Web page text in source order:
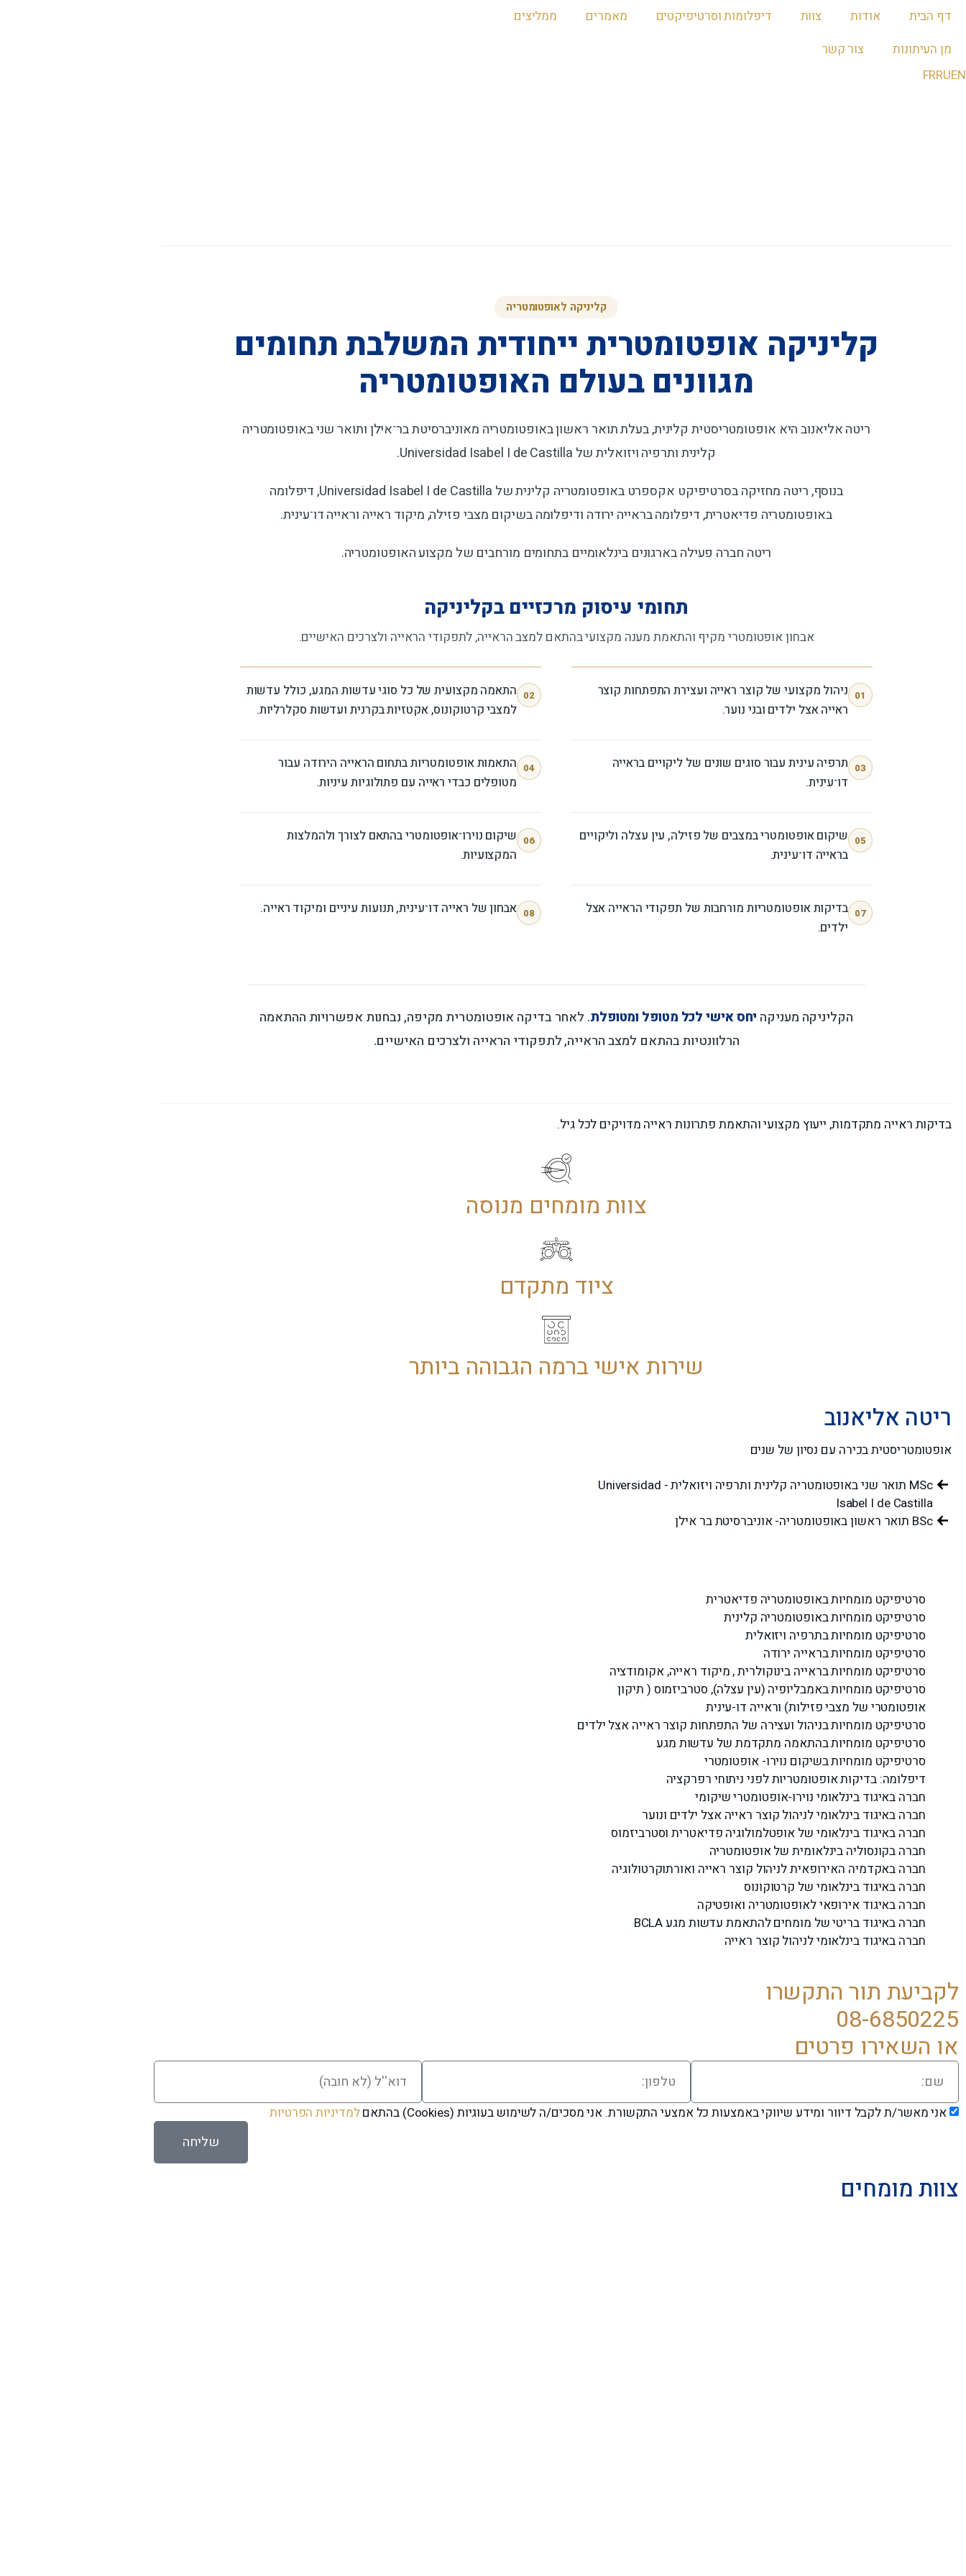
דף הבית אודות צוות דיפלומות וסרטיפיקטים מאמרים
ממליצים
מן העיתונות
צור קשר
EN
RU
FR
קליניקה לאופטומטריה
קליניקה אופטומטרית ייחודית המשלבת תחומים
מגוונים בעולם האופטומטריה
ריטה אליאנוב היא אופטומטריסטית קלינית, בעלת תואר ראשון באופטומטריה מאוניברסיטת בר־אילן ותואר שני באופטומטריה
קלינית ותרפיה ויזואלית של Universidad Isabel I de Castilla.
בנוסף, ריטה מחזיקה בסרטיפיקט אקספרט באופטומטריה קלינית של Universidad Isabel I de Castilla, דיפלומה
באופטומטריה פדיאטרית, דיפלומה בראייה ירודה ודיפלומה בשיקום מצבי פזילה, מיקוד ראייה וראייה דו־עינית.
ריטה חברה פעילה בארגונים בינלאומיים בתחומים מורחבים של מקצוע האופטומטריה.
תחומי עיסוק מרכזיים בקליניקה
אבחון אופטומטרי מקיף והתאמת מענה מקצועי בהתאם למצב הראייה, לתפקודי הראייה ולצרכים האישיים.
01 ניהול מקצועי של קוצר ראייה ועצירת התפתחות קוצר
ראייה אצל ילדים ובני נוער.
02 התאמה מקצועית של כל סוגי עדשות המגע, כולל עדשות
למצבי קרטוקונוס, אקטזיות בקרנית ועדשות סקלרליות.
03 תרפיה עינית עבור סוגים שונים של ליקויים בראייה
דו־עינית.
04 התאמות אופטומטריות בתחום הראייה הירודה עבור
מטופלים כבדי ראייה עם פתולוגיות עיניות.
05 שיקום אופטומטרי במצבים של פזילה, עין עצלה וליקויים
בראייה דו־עינית.
06 שיקום נוירו־אופטומטרי בהתאם לצורך ולהמלצות
המקצועיות.
07 בדיקות אופטומטריות מורחבות של תפקודי הראייה אצל
ילדים.
08 אבחון של ראייה דו־עינית, תנועות עיניים ומיקוד ראייה.
הקליניקה מעניקה יחס אישי לכל מטופל ומטופלת. לאחר בדיקה אופטומטרית מקיפה, נבחנות אפשרויות ההתאמה
הרלוונטיות בהתאם למצב הראייה, לתפקודי הראייה ולצרכים האישיים.
בדיקות ראייה מתקדמות, ייעוץ מקצועי והתאמת פתרונות ראייה מדויקים לכל גיל.
צוות מומחים מנוסה
ציוד מתקדם
שירות אישי ברמה הגבוהה ביותר
ריטה אליאנוב
אופטומטריסטית בכירה עם נסיון של שנים
MSc תואר שני באופטומטריה קלינית ותרפיה ויזואלית - Universidad
Isabel I de Castilla
BSc תואר ראשון באופטומטריה- אוניברסיטת בר אילן
סרטיפיקט מומחיות באופטומטריה פדיאטרית
סרטיפיקט מומחיותבאופטומטריה קלינית
סרטיפיקט מומחיותבתרפיה ויזואלית
סרטיפיקט מומחיותבראייה ירודה
סרטיפיקט מומחיותבראייה בינוקולרית , מיקוד ראייה, אקומודציה
סרטיפיקט מומחיות באמבליופיה (עין עצלה), סטרביזמוס ( תיקון
אופטומטרי של מצבי פזילות) וראייה דו-עינית
סרטיפיקט מומחיות בניהול ועצירה של התפתחות קוצר ראייה אצל ילדים
סרטיפיקט מומחיותבהתאמה מתקדמת של עדשות מגע
סרטיפיקט מומחיותבשיקום נוירו- אופטומטרי
⁠דיפלומה: בדיקות אופטומטריות לפני ניתוחי רפרקציה
חברה באיגוד בינלאומי נוירו-אופטומטרי שיקומי
חברה באיגוד בינלאומי לניהול קוצר ראייה אצל ילדים ונוער
חברה באיגוד בינלאומי של אופטלמולוגיה פדיאטרית וסטרביזמוס
חברה בקונסוליה בינלאומית של אופטומטריה
חברה באקדמיה האירופאית לניהול קוצר ראייה ואורתוקרטולוגיה
חברה באיגוד בינלאומי של קרטוקונוס
חברה באיגוד אירופאי לאופטומטריה ואופטיקה
חברה באיגוד בריטי של מומחים להתאמת עדשות מגע BCLA
חברה באיגוד בינלאומי לניהול קוצר ראייה
לקביעת תור התקשרו
08-6850225
או השאירו פרטים
אני מאשר/ת לקבל דיוור ומידע שיווקי באמצעות כל אמצעי התקשורת. אני מסכים/ה לשימוש בעוגיות (Cookies) בהתאם למדיניות הפרטיות
שליחה
צוות מומחים